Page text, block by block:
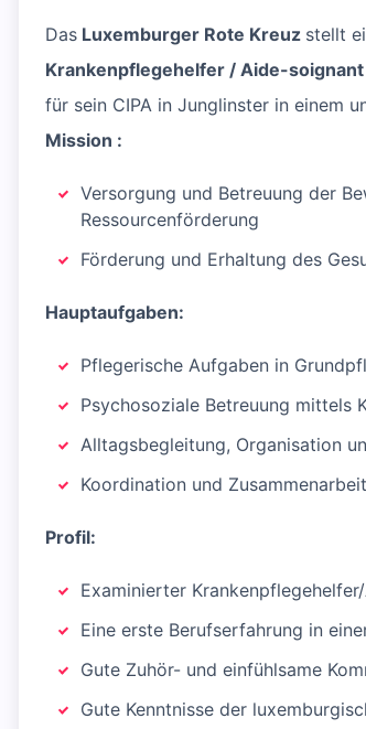
Das Luxemburger Rote Kreuz stellt
Krankenpflegehelfer / Aide-
für sein CIPA in Junglinster in einem
Mission :
Versorgung und Betreuung der
Ressourcenförderung
Förderung und Erhaltung des
Hauptaufgaben:
Pflegerische Aufgaben in
Psychosoziale Betreuung mittels
Alltagsbegleitung, Organisation
Koordination und
Profil:
Examinierter
Eine erste Berufserfahrung in
Gute Zuhör- und einfühlsame
Gute Kenntnisse der